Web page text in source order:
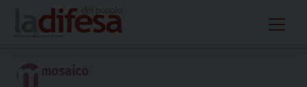
content